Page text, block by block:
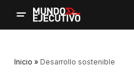
Inicio » Desarrollo sostenible